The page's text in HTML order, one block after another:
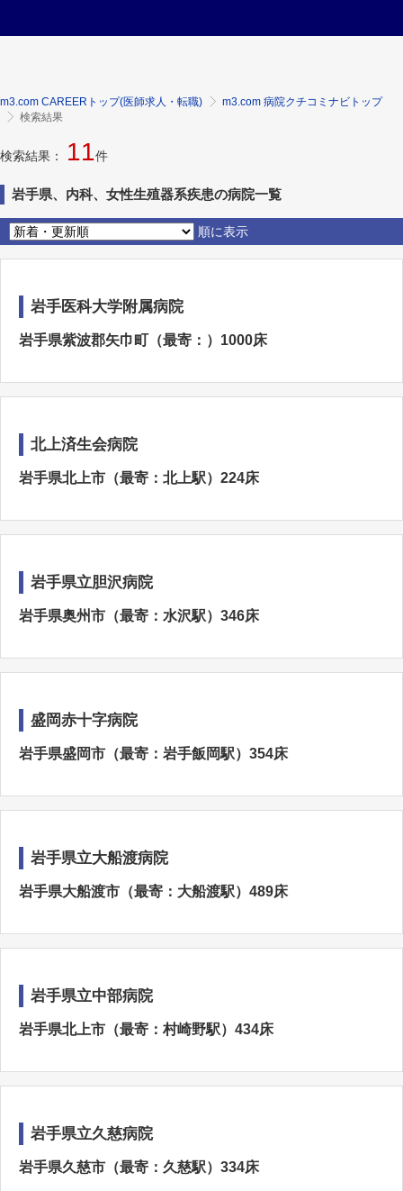
m3.com CAREERトップ(医師求人・転職)
m3.com 病院クチコミナビトップ
検索結果
検索結果： 11件
岩手県、内科、女性生殖器系疾患の病院一覧
順に表示
岩手医科大学附属病院
岩手県紫波郡矢巾町（最寄：）1000床
北上済生会病院
岩手県北上市（最寄：北上駅）224床
岩手県立胆沢病院
岩手県奥州市（最寄：水沢駅）346床
盛岡赤十字病院
岩手県盛岡市（最寄：岩手飯岡駅）354床
岩手県立大船渡病院
岩手県大船渡市（最寄：大船渡駅）489床
岩手県立中部病院
岩手県北上市（最寄：村崎野駅）434床
岩手県立久慈病院
岩手県久慈市（最寄：久慈駅）334床